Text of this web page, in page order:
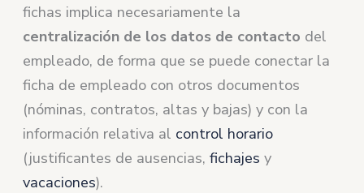
fichas implica necesariamente la
centralización de los datos de contacto del
empleado, de forma que se puede conectar la
ficha de empleado con otros documentos
(nóminas, contratos, altas y bajas) y con la
información relativa al control horario
(justificantes de ausencias,fichajes y
vacaciones).